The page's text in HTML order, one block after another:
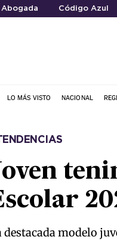
Abogada Código Azul
LO MÁS VISTO NACIONAL
destacada modelo